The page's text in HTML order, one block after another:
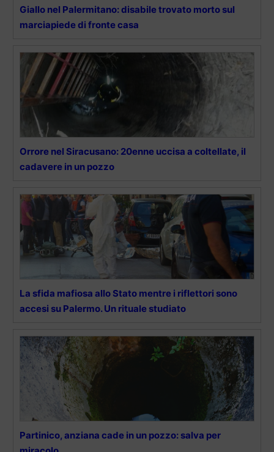
Giallo nel Palermitano: disabile trovato morto sul
marciapiede di fronte casa
Orrore nel Siracusano: 20enne uccisa a coltellate, il
cadavere in un pozzo
La sfida mafiosa allo Stato mentre i riflettori sono
accesi su Palermo. Un rituale studiato
Partinico, anziana cade in un pozzo: salva per